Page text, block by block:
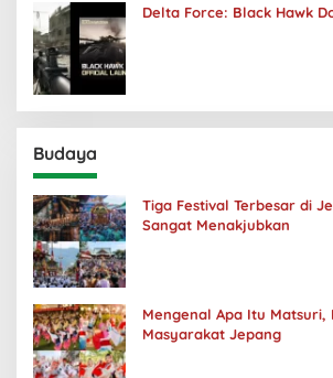
Delta Force: Black Hawk
Budaya
Tiga Festival Terbesar di
Sangat Menakjubkan
Mengenal Apa Itu Matsuri,
Masyarakat Jepang